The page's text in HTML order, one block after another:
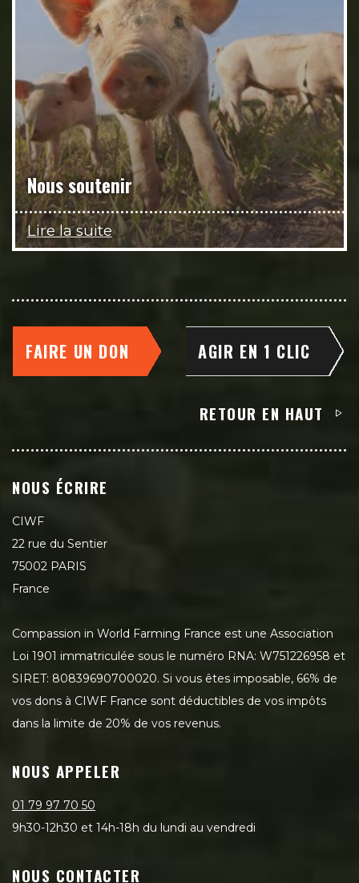
Nous soutenir
Lire la suite
FAIRE UN DON AGIR EN 1 CLIC
RETOUR EN HAUT
NOUS ÉCRIRE
CIWF
22 rue du Sentier
75002 PARIS
France
Compassion in World Farming France est une Association
Loi 1901 immatriculée sous le numéro RNA: W751226958 et
SIRET: 80839690700020. Si vous êtes imposable, 66% de
vos dons à CIWF France sont déductibles de vos impôts
dans la limite de 20% de vos revenus.
NOUS APPELER
01 79 97 70 50
9h30-12h30 et 14h-18h du lundi au vendredi
NOUS CONTACTER